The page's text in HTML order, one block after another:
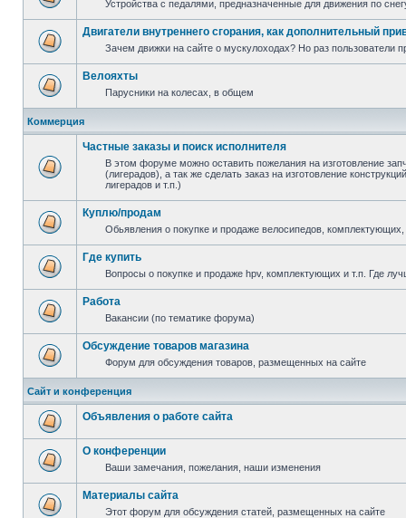
Устройства с педалями, предназначенные для движения по
Двигатели внутреннего сгорания, как дополнительный
Зачем движки на сайте о мускулоходах? Но раз пользователи
Велояхты
Парусники на колесах, в общем
Коммерция
Частные заказы и поиск исполнителя
В этом форуме можно оставить пожелания на изготовление
(лигерадов), а так же сделать заказ на изготовление
лигерадов и т.п.)
Куплю/продам
Обьявления о покупке и продаже велосипедов,
Где купить
Вопросы о покупке и продаже hpv, комплектующих и т.п. Где
Работа
Вакансии (по тематике форума)
Обсуждение товаров магазина
Форум для обсуждения товаров, размещенных на сайте
Сайт и конференция
Объявления о работе сайта
О конференции
Ваши замечания, пожелания, наши изменения
Материалы сайта
Этот форум для обсуждения статей, размещенных на сайте